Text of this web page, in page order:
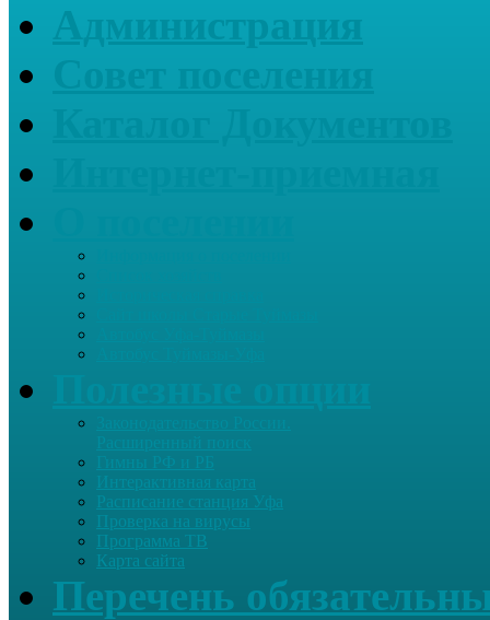
Администрация
Гимны РФ и РБ
Интерактивная карта
Расписание станция Уфа
Проверка на вирусы
Программа ТВ
Карта сайта
Перечень